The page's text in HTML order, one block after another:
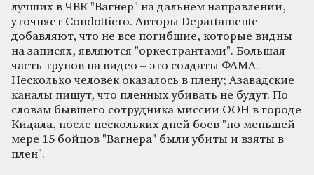
лучших в ЧВК "Вагнер" на дальнем направлении,
уточняет Condottiero. Авторы Departamente
добавляют, что не все погибшие, которые видны
на записях, являются "оркестрантами". Большая
часть трупов на видео – это солдаты ФАМА.
Несколько человек оказалось в плену; Азавадские
каналы пишут, что пленных убивать не будут. По
словам бывшего сотрудника миссии ООН в городе
Кидала, после нескольких дней боев "по меньшей
мере 15 бойцов "Вагнера" были убиты и взяты в
плен".